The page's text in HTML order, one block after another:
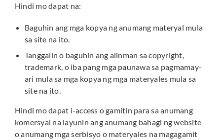
Hindi mo dapat na:
Baguhin ang mga kopya ng anumang materyal mula
sa site na ito.
Tanggalin o baguhin ang alinman sa copyright,
trademark, o iba pang mga paunawa sa pagmamay-
ari mula sa mga kopya ng mga materyales mula sa
site na ito.
Hindi mo dapat i-access o gamitin para sa anumang
komersyal na layunin ang anumang bahagi ng website
o anumang mga serbisyo o materyales na magagamit